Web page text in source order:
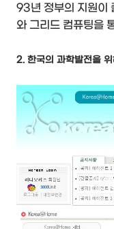
93년 정부의 지원이
와 그리드 컴퓨팅을
2. 한국의 과학발전을 위